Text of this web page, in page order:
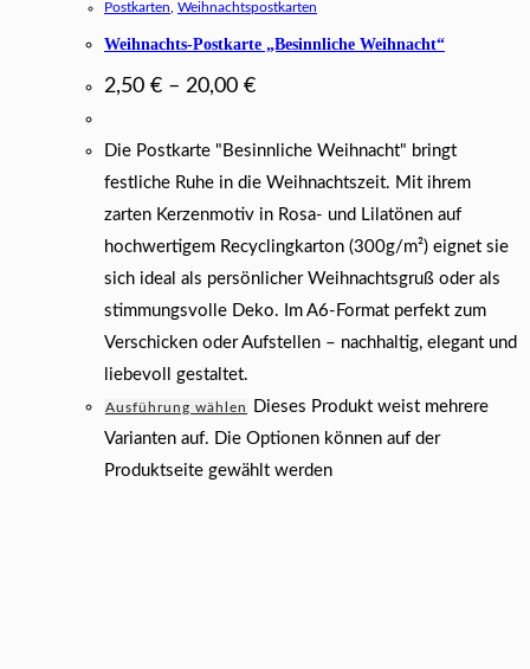
Postkarten Weihnachtspostkarten
Weihnachts-Postkarte „Besinnliche Weihnacht“
2,50 € – 20,00 €
Die Postkarte "Besinnliche Weihnacht" bringt
festliche Ruhe in die Weihnachtszeit. Mit ihrem
zarten Kerzenmotiv in Rosa- und Lilatönen auf
hochwertigem Recyclingkarton (300g/m²) eignet sie
sich ideal als persönlicher Weihnachtsgruß oder als
stimmungsvolle Deko. Im A6-Format perfekt zum
Verschicken oder Aufstellen – nachhaltig, elegant und
liebevoll gestaltet.
Ausführung wählen
Dieses Produkt weist mehrere
Varianten auf. Die Optionen können auf der
Produktseite gewählt werden